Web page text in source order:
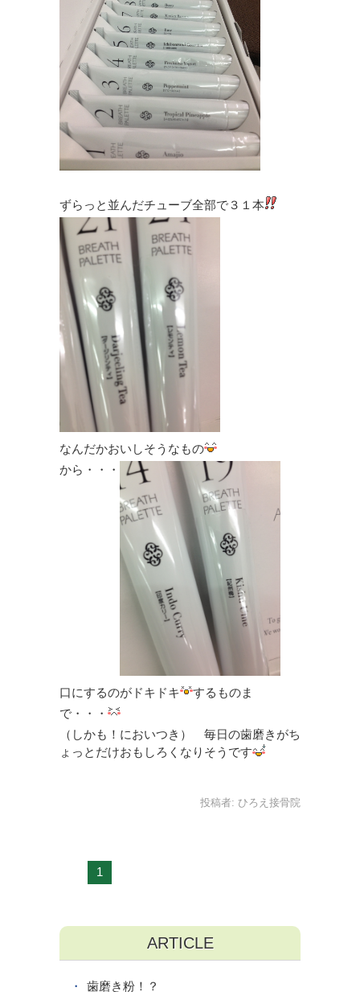
ずらっと並んだチューブ全部で３１本
なんだかおいしそうなもの
から・・・
口にするのがドキドキ
するものま
で・・・
（しかも！においつき） 毎日の歯磨きがち
ょっとだけおもしろくなりそうです
投稿者: ひろえ接骨院
1
ARTICLE
歯磨き粉！？